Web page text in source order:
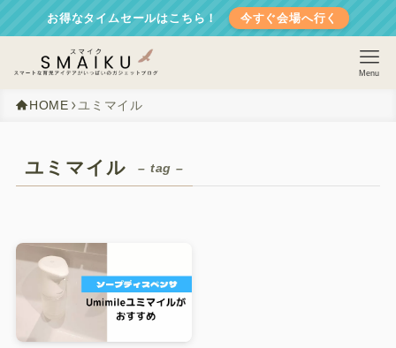
子育てする家づくり
お得なタイムセールはこちら！ 今すぐ会場へ行く
Menu
HOME ユミマイル
ユミマイル – tag –